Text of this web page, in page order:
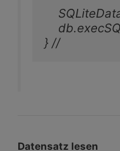
} //
Datensatz lesen